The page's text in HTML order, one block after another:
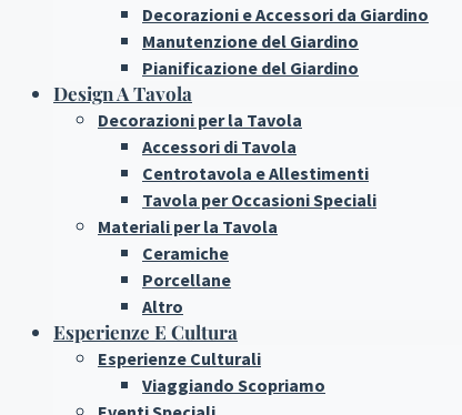
Decorazioni e Accessori da Giardino
Manutenzione del Giardino
Pianificazione del Giardino
Design A Tavola
Decorazioni per la Tavola
Accessori di Tavola
Centrotavola e Allestimenti
Tavola per Occasioni Speciali
Materiali per la Tavola
Ceramiche
Porcellane
Altro
Esperienze E Cultura
Esperienze Culturali
Viaggiando Scopriamo